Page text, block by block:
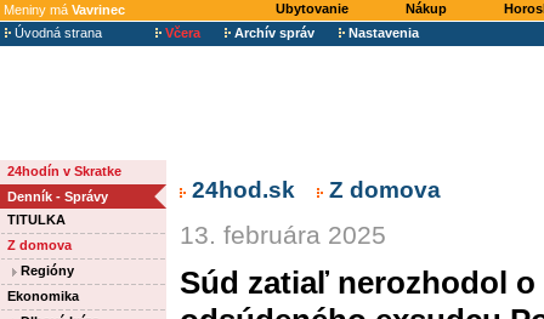
Meniny má Vavrinec Ubytovanie Nákup
Úvodná strana
Včera Archív správ Nastavenia
24hodín v Skratke
Denník - Správy
TITULKA
Z domova
Regióny
Ekonomika
24hod.sk Z domova
13. februára 2025
Súd zatiaľ nerozhodol